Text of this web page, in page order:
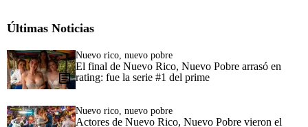
Últimas Noticias
Nuevo rico, nuevo pobre
El final de Nuevo Rico, Nuevo Pobre arrasó en
rating: fue la serie #1 del prime
Nuevo rico, nuevo pobre
Actores de Nuevo Rico, Nuevo Pobre vieron el